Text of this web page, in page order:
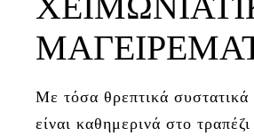
Με τόσα θρεπτικά
είναι καθημερινά στο